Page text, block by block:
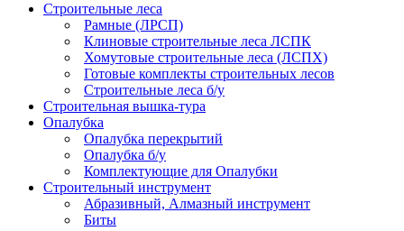
Строительные леса
Рамные (ЛРСП)
Клиновые строительные леса ЛСПК
Хомутовые строительные леса (ЛСПХ)
Готовые комплекты строительных лесов
Строительные леса б/у
Строительная вышка-тура
Опалубка
Опалубка перекрытий
Опалубка б/у
Комплектующие для Опалубки
Строительный инструмент
Абразивный, Алмазный инструмент
Биты